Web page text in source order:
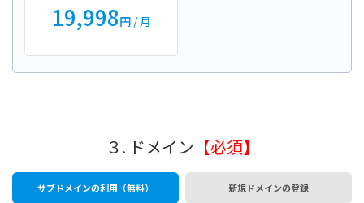
19,998円/ 月
３. ドメイン 【必須】
サブドメインの利用（無料） 新規ドメインの登録